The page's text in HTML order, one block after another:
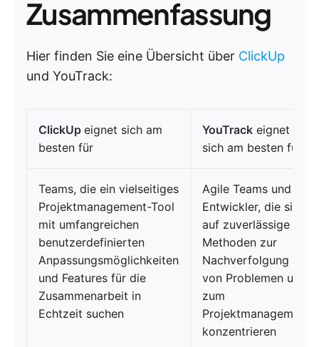
Zusammenfassung
Hier finden Sie eine Übersicht über ClickUp
und YouTrack:
ClickUp eignet sich am
besten für
YouTrack eignet
sich am besten für
Teams, die ein vielseitiges
Projektmanagement-Tool
mit umfangreichen
benutzerdefinierten
Anpassungsmöglichkeiten
und Features für die
Zusammenarbeit in
Echtzeit suchen
Agile Teams und
Entwickler, die sich
auf zuverlässige
Methoden zur
Nachverfolgung
von Problemen und
zum
Projektmanagement
konzentrieren